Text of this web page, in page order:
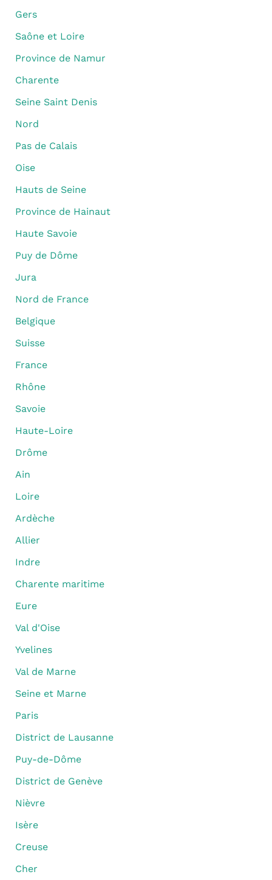
Gers
Saône et Loire
Province de Namur
Charente
Seine Saint Denis
Nord
Pas de Calais
Oise
Hauts de Seine
Province de Hainaut
Haute Savoie
Puy de Dôme
Jura
Nord de France
Belgique
Suisse
France
Rhône
Savoie
Haute-Loire
Drôme
Ain
Loire
Ardèche
Allier
Indre
Charente maritime
Eure
Val d'Oise
Yvelines
Val de Marne
Seine et Marne
Paris
District de Lausanne
Puy-de-Dôme
District de Genève
Nièvre
Isère
Creuse
Cher